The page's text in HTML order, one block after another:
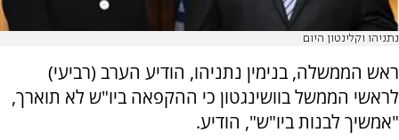
נתניהו וקלינטון היום
ראש הממשלה, בנימין נתניהו, הודיע הערב (רביעי)
לראשי הממשל בוושינגטון כי ההקפאה ביו"ש לא תוארך,
"אמשיך לבנות ביו"ש", הודיע.